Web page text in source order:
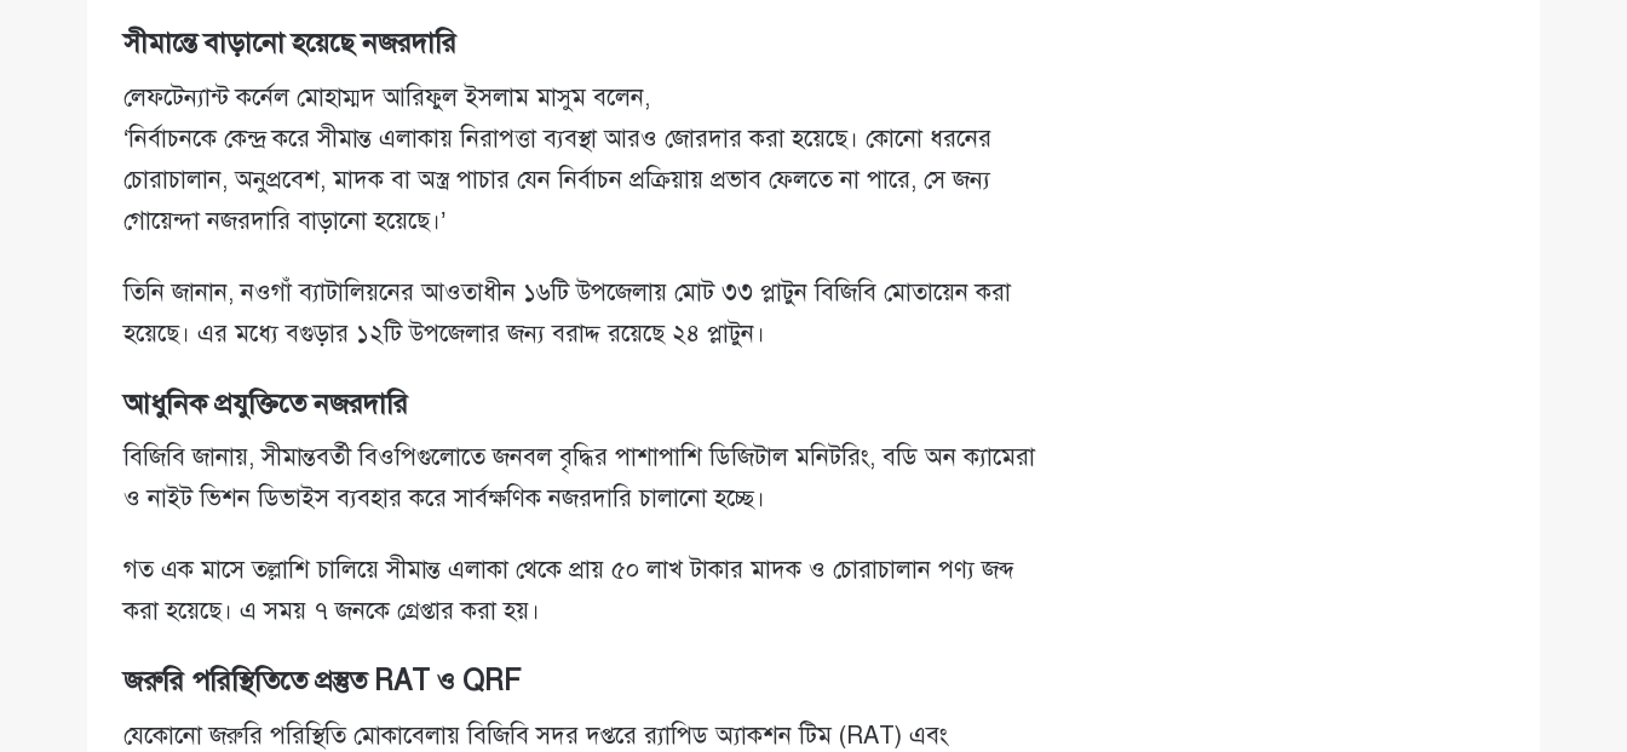
সীমান্তে বাড়ানো হয়েছে নজরদারি
লেফটেন্যান্ট কর্নেল মোহাম্মদ আরিফুল ইসলাম মাসুম বলেন,
‘নির্বাচনকে কেন্দ্র করে সীমান্ত এলাকায় নিরাপত্তা ব্যবস্থা আরও জোরদার করা হয়েছে। কোনো ধরনের
চোরাচালান, অনুপ্রবেশ, মাদক বা অস্ত্র পাচার যেন নির্বাচন প্রক্রিয়ায় প্রভাব ফেলতে না পারে, সে জন্য
গোয়েন্দা নজরদারি বাড়ানো হয়েছে।’
তিনি জানান, নওগাঁ ব্যাটালিয়নের আওতাধীন ১৬টি উপজেলায় মোট ৩৩ প্লাটুন বিজিবি মোতায়েন করা
হয়েছে। এর মধ্যে বগুড়ার ১২টি উপজেলার জন্য বরাদ্দ রয়েছে ২৪ প্লাটুন।
আধুনিক প্রযুক্তিতে নজরদারি
বিজিবি জানায়, সীমান্তবর্তী বিওপিগুলোতে জনবল বৃদ্ধির পাশাপাশি ডিজিটাল মনিটরিং, বডি অন ক্যামেরা
ও নাইট ভিশন ডিভাইস ব্যবহার করে সার্বক্ষণিক নজরদারি চালানো হচ্ছে।
গত এক মাসে তল্লাশি চালিয়ে সীমান্ত এলাকা থেকে প্রায় ৫০ লাখ টাকার মাদক ও চোরাচালান পণ্য জব্দ
করা হয়েছে। এ সময় ৭ জনকে গ্রেপ্তার করা হয়।
জরুরি পরিস্থিতিতে প্রস্তুত RAT ও QRF
যেকোনো জরুরি পরিস্থিতি মোকাবেলায় বিজিবি সদর দপ্তরে র‍্যাপিড অ্যাকশন টিম (RAT) এবং